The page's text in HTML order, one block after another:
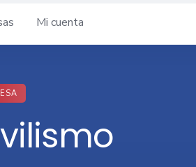
Mi cuenta